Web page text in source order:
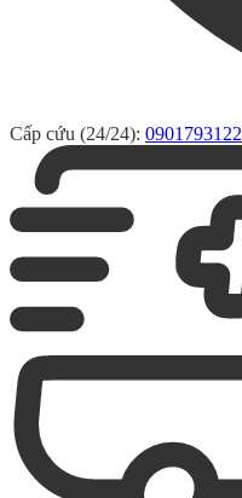
Cấp cứu (24/24): 0901793122